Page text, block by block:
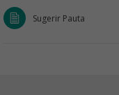
Sugerir Pauta